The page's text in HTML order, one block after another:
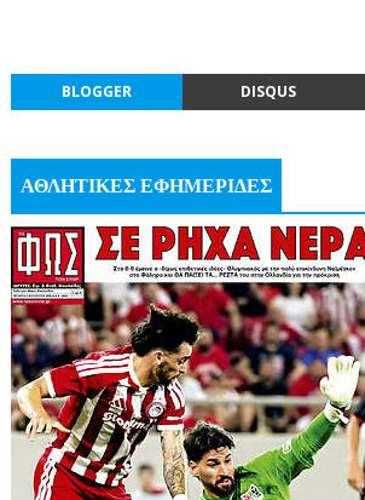
BLOGGER DISQUS
ΑΘΛΗΤΙΚΕΣ ΕΦΗΜΕΡΙΔΕΣ